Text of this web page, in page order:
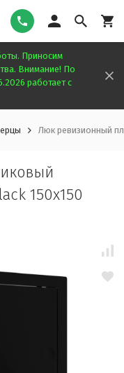
Приносим
Внимание! По
работает с
Люк ревизионный
150x150